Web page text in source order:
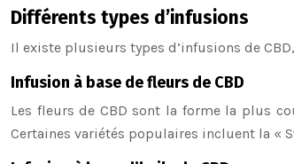
Différents types d’infusions
Il existe plusieurs types d’infusions de
Infusion à base de fleurs de CBD
Les fleurs de CBD sont la forme la plus
Certaines variétés populaires incluent la «